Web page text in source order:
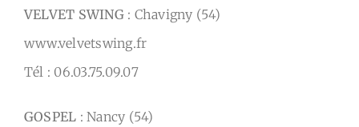
VELVET SWING: Chavigny (54)
www.velvetswing.fr
Tél : 06.03.75.09.07
GOSPEL : Nancy (54)